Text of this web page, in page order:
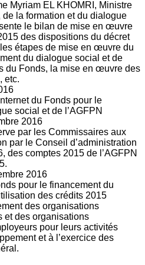
Myriam EL KHOMRI, Ministre
de la formation et du dialogue
le bilan de mise en œuvre
des dispositions du décret
étapes de mise en œuvre du
du dialogue social et de
du Fonds, la mise en œuvre des
etc.
du Fonds pour le
social et de l’AGFPN
2016
par les Commissaires aux
par le Conseil d’administration
des comptes 2015 de l’AGFPN
2016
pour le financement du
des crédits 2015
des organisations
et des organisations
pour leurs activités
et à l’exercice des